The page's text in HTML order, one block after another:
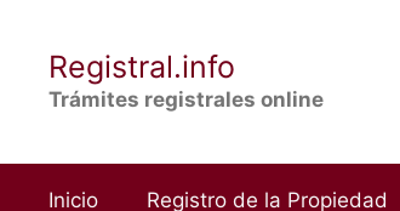
contenidoRegistral.info
Trámites registrales online
Inicio Registro de la Propiedad